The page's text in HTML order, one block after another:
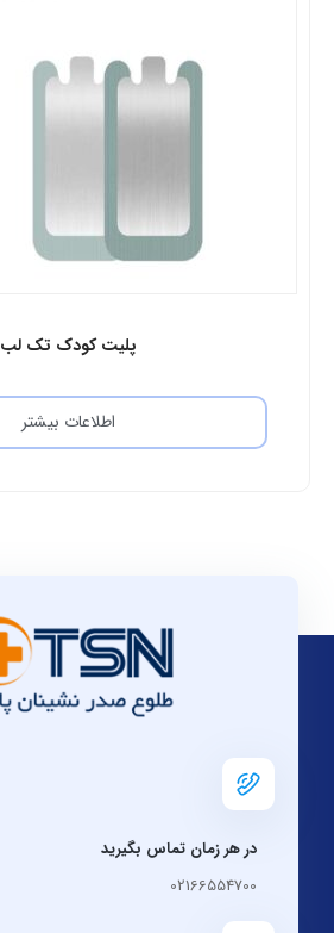
پلیت کودک تک لب
اطلاعات بیشتر
در هر زمان تماس بگیرید
02166554700